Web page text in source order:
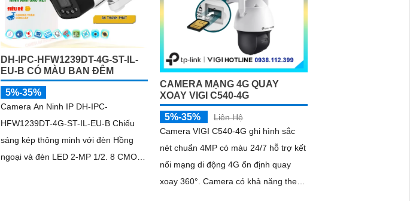
DH-IPC-HFW1239DT-4G-ST-IL-
EU-B CÓ MÀU BAN ĐÊM
5%-35%
Camera An Ninh IP DH-IPC-
HFW1239DT-4G-ST-IL-EU-B Chiếu
sáng kép thông minh với đèn Hồng
ngoại và đèn LED 2-MP 1/2. 8 CMOS
CAMERA MẠNG 4G QUAY
XOAY VIGI C540-4G
5%-35%
Liên Hệ
Camera VIGI C540-4G ghi hình sắc
nét chuẩn 4MP có màu 24/7 hỗ trợ kết
nối mạng di động 4G ổn định quay
xoay 360°. Camera có khả năng theo